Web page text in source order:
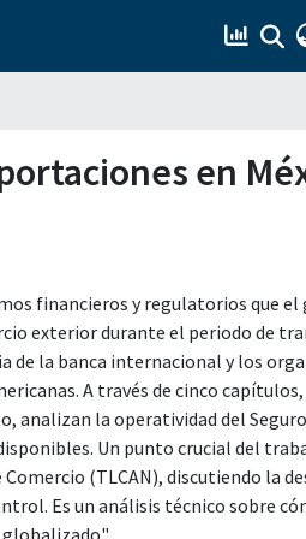
en
financieros y regulatorios que el
exterior durante el periodo de
de la banca internacional y los
A través de cinco capítulos,
la operatividad del
Un punto crucial del
(TLCAN), discutiendo la
Es un análisis técnico sobre